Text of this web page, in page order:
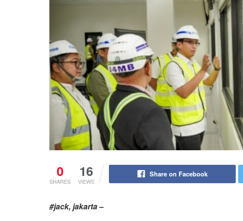
0
SHARES
16
VIEWS
Share on Facebook
#jack, jakarta –